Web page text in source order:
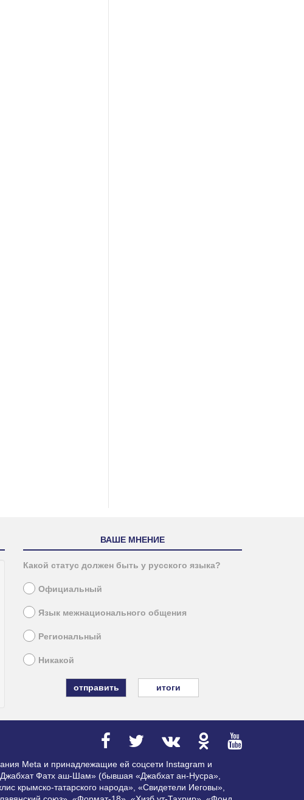
ВАШЕ МНЕНИЕ
Какой статус должен быть у русского языка?
Официальный
Язык межнационального общения
Региональный
Никакой
итоги
Meta и принадлежащие ей соцсети Instagram и
Фатх аш-Шам» (бывшая «Джабхат ан-Нусра»,
крымско-татарского народа», «Свидетели Иеговы»,